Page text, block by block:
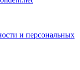
и персональных